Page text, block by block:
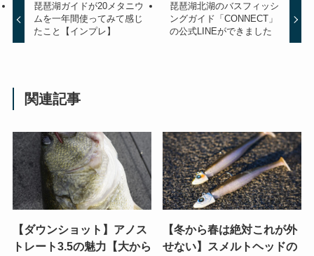
琵琶湖ガイドが20メタニウ
ムを一年間使ってみて感じ
たこと【インプレ】
琵琶湖北湖のバスフィッシ
ングガイド「CONNECT」
の公式LINEができました
関連記事
【ダウンショット】アノス
トレート3.5の魅力【大から
【冬から春は絶対これが外
せない】スメルトヘッドの